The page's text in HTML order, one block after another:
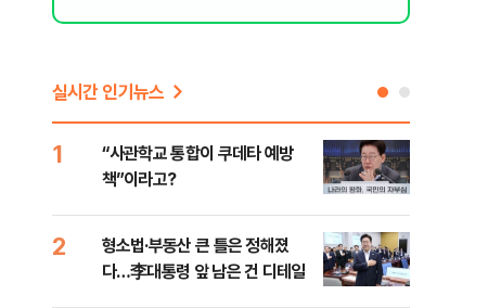
실시간 인기뉴스
1
“사관학교 통합이 쿠데타 예방
책”이라고?
2
형소법·부동산 큰 틀은 정해졌
다…李대통령 앞 남은 건 디테일